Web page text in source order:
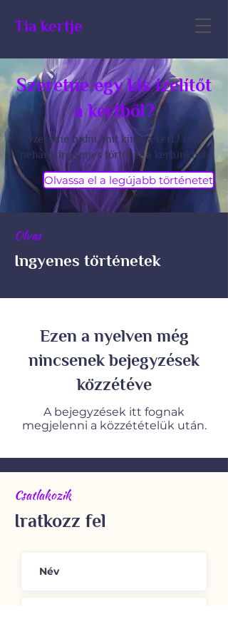
Tia kertje
Szeretne egy kis ízelítőt
a kertből?
Szeretné tudni, mit kínál a kert? Íme
néhány ingyenes történet a kertünkből.
Olvassa el a legújabb történetet
Olvas
Ingyenes történetek
Ezen a nyelven még
nincsenek bejegyzések
közzétéve
A bejegyzések itt fognak
megjelenni a közzétételük után.
Csatlakozik
Iratkozz fel